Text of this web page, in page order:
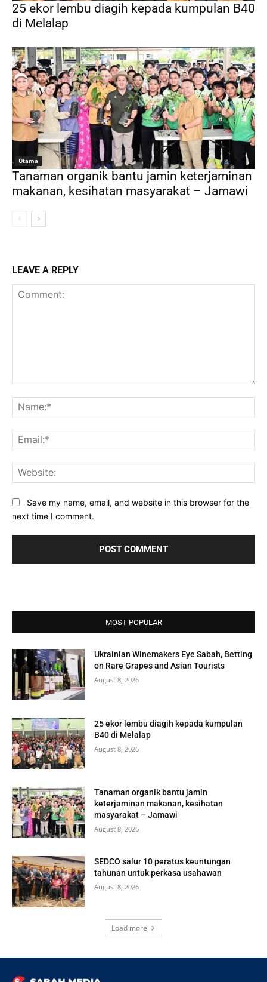
25 ekor lembu diagih kepada kumpulan B40
di Melalap
Utama
Tanaman organik bantu jamin keterjaminan
makanan, kesihatan masyarakat – Jamawi
LEAVE A REPLY
Save my name, email, and website in this browser for the
next time I comment.
MOST POPULAR
Ukrainian Winemakers Eye Sabah, Betting
on Rare Grapes and Asian Tourists
August 8, 2026
25 ekor lembu diagih kepada kumpulan
B40 di Melalap
August 8, 2026
Tanaman organik bantu jamin
keterjaminan makanan, kesihatan
masyarakat – Jamawi
August 8, 2026
SEDCO salur 10 peratus keuntungan
tahunan untuk perkasa usahawan
August 8, 2026
Load more